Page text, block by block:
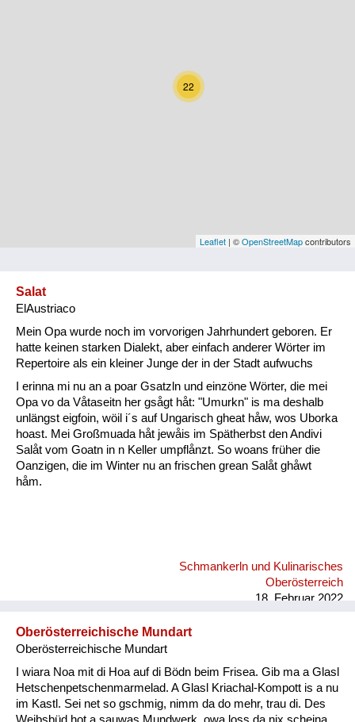
Niederösterreich
Oberösterreich
Vorarlberg
Natur und Landwirtschaft
Fluchen und Reden
Mensch, Tier und Alltag
Schmankerln und
Kulinarisches
22
Leaflet | ©OpenStreetMapcontributors
Salat
ElAustriaco
Mein Opa wurde noch im vorvorigen Jahrhundert geboren. Er
hatte keinen starken Dialekt, aber einfach anderer Wörter im
Repertoire als ein kleiner Junge der in der Stadt aufwuchs
I erinna mi nu an a poar Gsatzln und einzöne Wörter, die mei
Opa vo da Våtaseitn her gsågt håt: "Umurkn" is ma deshalb
unlängst eigfoin, wöil i´s auf Ungarisch gheat håw, wos Uborka
hoast. Mei Großmuada håt jewåis im Spätherbst den Andivi
Salåt vom Goatn in n Keller umpflånzt. So woans früher die
Oanzigen, die im Winter nu an frischen grean Salåt ghåwt
håm.
Schmankerln und Kulinarisches
Oberösterreich
18. Februar 2022
Oberösterreichische Mundart
Oberösterreichische Mundart
I wiara Noa mit di Hoa auf di Bödn beim Frisea. Gib ma a Glasl
Hetschenpetschenmarmelad. A Glasl Kriachal-Kompott is a nu
im Kastl. Sei net so gschmig, nimm da do mehr, trau di. Des